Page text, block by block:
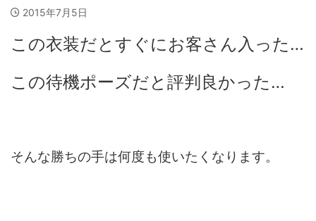
2015年7月5日
この衣装だとすぐにお客さん入った…
この待機ポーズだと評判良かった…
そんな勝ちの手は何度も使いたくなります。